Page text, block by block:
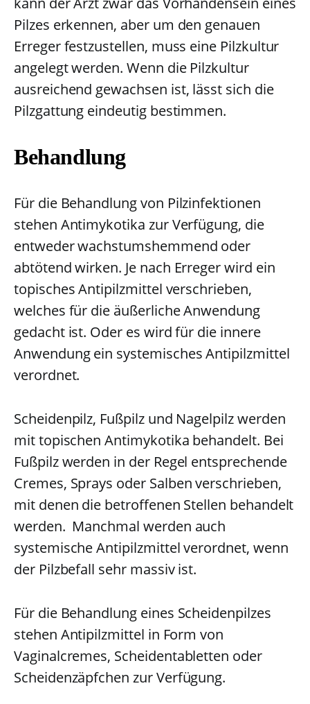
Pilzes erkennen, aber um den genauen
Erreger festzustellen, muss eine Pilzkultur
angelegt werden. Wenn die Pilzkultur
ausreichend gewachsen ist, lässt sich die
Pilzgattung eindeutig bestimmen.
Behandlung
Für die Behandlung von Pilzinfektionen
stehen Antimykotika zur Verfügung, die
entweder wachstumshemmend oder
abtötend wirken. Je nach Erreger wird ein
topisches Antipilzmittel verschrieben,
welches für die äußerliche Anwendung
gedacht ist. Oder es wird für die innere
Anwendung ein systemisches Antipilzmittel
verordnet.
Scheidenpilz, Fußpilz und Nagelpilz werden
mit topischen Antimykotika behandelt. Bei
Fußpilz werden in der Regel entsprechende
Cremes, Sprays oder Salben verschrieben,
mit denen die betroffenen Stellen behandelt
werden. Manchmal werden auch
systemische Antipilzmittel verordnet, wenn
der Pilzbefall sehr massiv ist.
Für die Behandlung eines Scheidenpilzes
stehen Antipilzmittel in Form von
Vaginalcremes, Scheidentabletten oder
Scheidenzäpfchen zur Verfügung.